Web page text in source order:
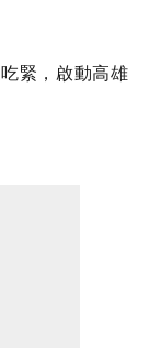
緊，啟動高雄